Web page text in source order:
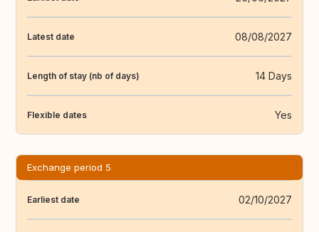
Latest date 08/08/2027
Length of stay (nb of days) 14 Days
Flexible dates Yes
Exchange period 5
Earliest date 02/10/2027